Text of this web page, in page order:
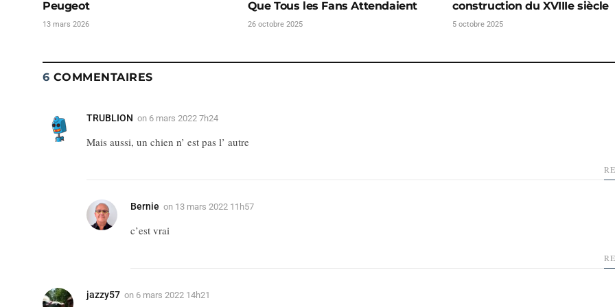
Peugeot
13 mars 2026
Que Tous les Fans Attendaient
26 octobre 2025
construction du XVIIIe siècle
5 octobre 2025
6 COMMENTAIRES
TRUBLION on 6 mars 2022 7h24
Mais aussi, un chien n’ est pas l’ autre
Bernie on 13 mars 2022 11h57
c’est vrai
jazzy57 on 6 mars 2022 14h21